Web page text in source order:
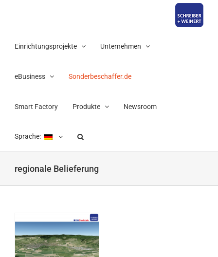
Einrichtungsprojekte Unternehmen
eBusiness Sonderbeschaffer.de
Smart Factory Produkte Newsroom
Sprache:
regionale Belieferung